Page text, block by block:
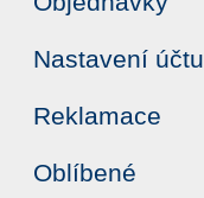
Nastavení účtu
Reklamace
Oblíbené